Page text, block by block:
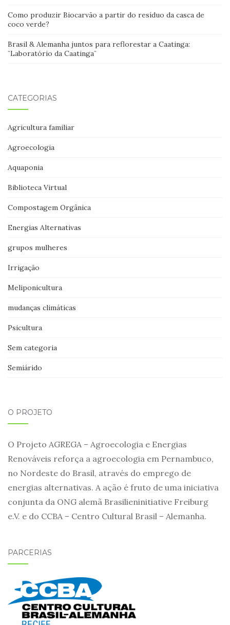
Como produzir Biocarvão a partir do resíduo da casca de
coco verde?
Brasil & Alemanha juntos para reflorestar a Caatinga:
¨Laboratório da Caatinga¨
CATEGORIAS
Agricultura familiar
Agroecologia
Aquaponia
Biblioteca Virtual
Compostagem Orgânica
Energias Alternativas
grupos mulheres
Irrigação
Meliponicultura
mudanças climáticas
Psicultura
Sem categoria
Semiárido
O PROJETO
O Projeto AGREGA – Agroecologia e Energias
Renováveis reforça a agroecologia em Pernambuco,
no Nordeste do Brasil, através do emprego de
energias alternativas. A ação é fruto de uma iniciativa
conjunta da ONG alemã Brasilieninitiative Freiburg
e.V. e do CCBA – Centro Cultural Brasil – Alemanha.
PARCERIAS